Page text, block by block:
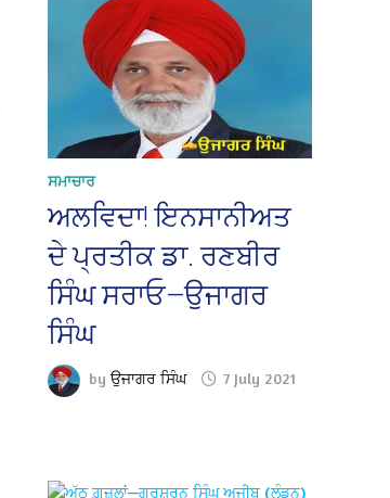
ਸਮਾਚਾਰ
ਅਲਵਿਦਾ! ਇਨਸਾਨੀਅਤ
ਦੇ ਪ੍ਰਤੀਕ ਡਾ. ਰਣਬੀਰ
ਸਿੰਘ ਸਰਾਓ—ਉਜਾਗਰ
ਸਿੰਘ
by ਉਜਾਗਰ ਸਿੰਘ 7 July 2021